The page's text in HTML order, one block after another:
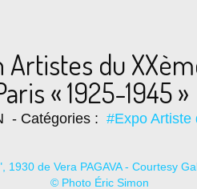
Artistes du
« 1925-1945 »
- Catégories : #Expo Artiste